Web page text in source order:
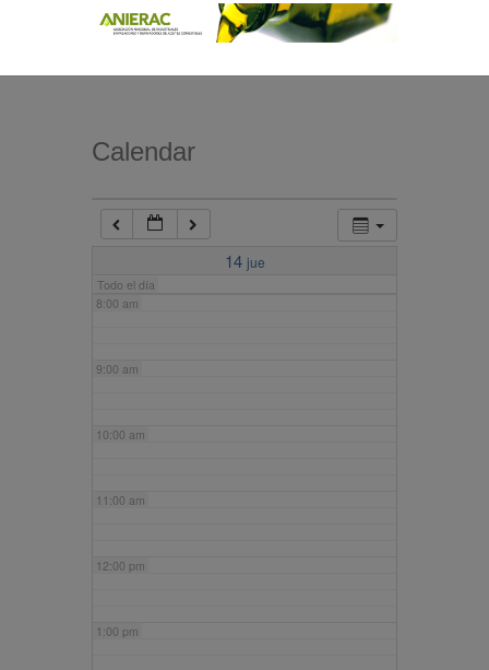
Calendar
14 jue
Todo el día
7:00 am
8:00 am
9:00 am
10:00 am
11:00 am
12:00 pm
1:00 pm